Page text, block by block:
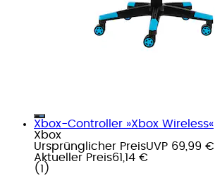
Xbox-Controller »Xbox Wireless«
Xbox
Ursprünglicher PreisUVP 69,99 €
Aktueller Preis61,14 €
(1 )